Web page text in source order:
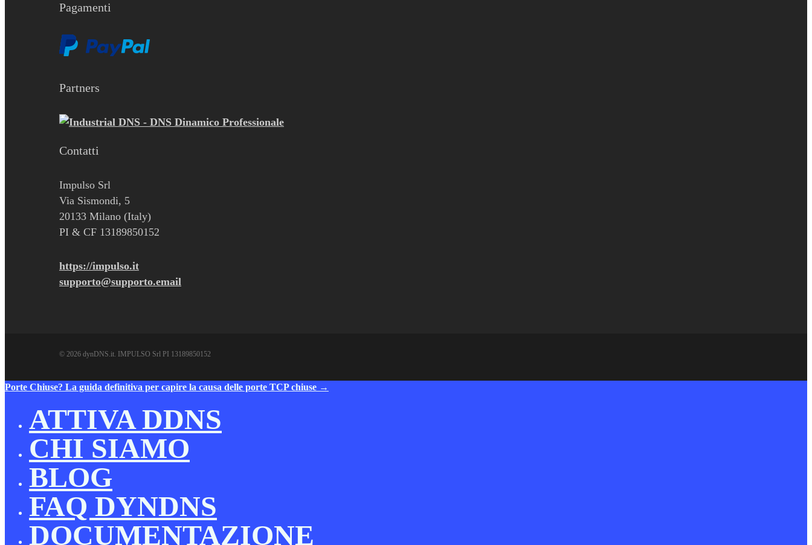
Pagamenti
Partners
Contatti
Impulso Srl
Via Sismondi, 5
20133 Milano (Italy)
PI & CF 13189850152
https://impulso.it
supporto@supporto.email
© 2026 dynDNS.it. IMPULSO Srl PI 13189850152
Close
Porte Chiuse? La guida definitiva per capire la causa delle porte TCP chiuse →
ATTIVA DDNS
CHI SIAMO
BLOG
FAQ DYNDNS
DOCUMENTAZIONE